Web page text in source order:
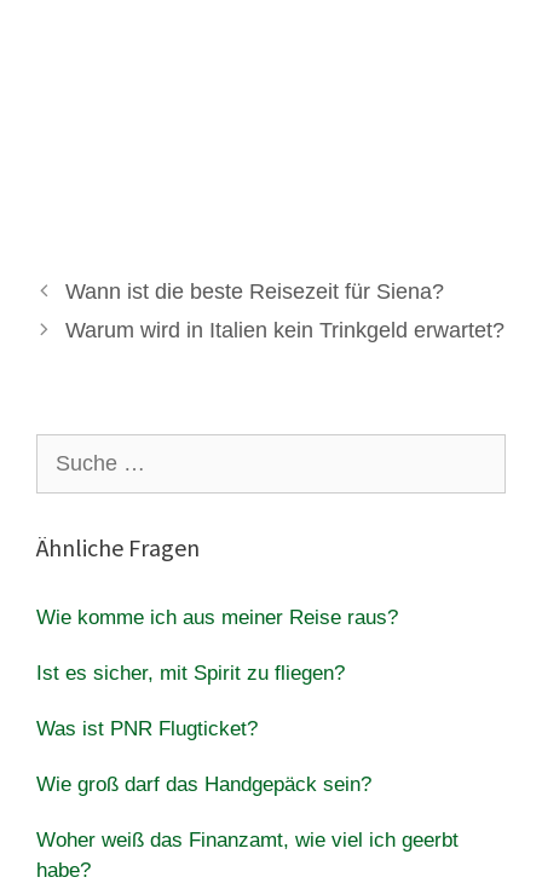
Wann ist die beste Reisezeit für Siena?
Warum wird in Italien kein Trinkgeld erwartet?
nach:
Ähnliche Fragen
Wie komme ich aus meiner Reise raus?
Ist es sicher, mit Spirit zu fliegen?
Was ist PNR Flugticket?
Wie groß darf das Handgepäck sein?
Woher weiß das Finanzamt, wie viel ich geerbt
habe?